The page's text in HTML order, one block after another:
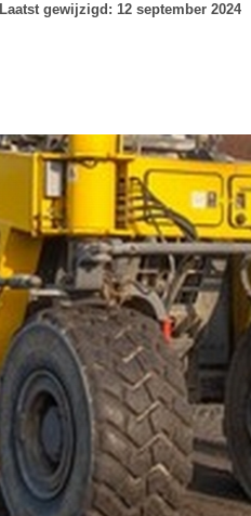
Laatst gewijzigd: 12 september 2024